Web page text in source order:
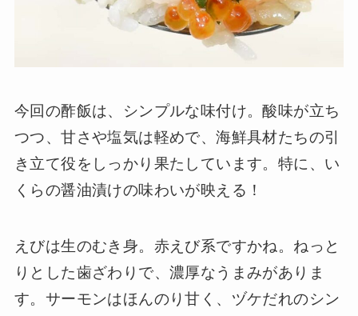
今回の酢飯は、シンプルな味付け。酸味が立ち
つつ、甘さや塩気は軽めで、海鮮具材たちの引
き立て役をしっかり果たしています。特に、い
くらの醤油漬けの味わいが映える！
えびは生のむき身。赤えび系ですかね。ねっと
りとした歯ざわりで、濃厚なうまみがありま
す。サーモンはほんのり甘く、ヅケだれのシン